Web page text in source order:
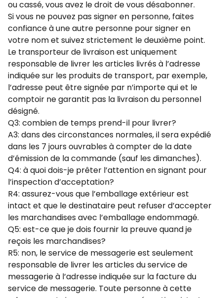
ou cassé, vous avez le droit de vous désabonner.
Si vous ne pouvez pas signer en personne, faites
confiance à une autre personne pour signer en
votre nom et suivez strictement le deuxième point.
Le transporteur de livraison est uniquement
responsable de livrer les articles livrés à l’adresse
indiquée sur les produits de transport, par exemple,
l’adresse peut être signée par n’importe qui et le
comptoir ne garantit pas la livraison du personnel
désigné.
Q3: combien de temps prend-il pour livrer?
A3: dans des circonstances normales, il sera expédié
dans les 7 jours ouvrables à compter de la date
d’émission de la commande (sauf les dimanches).
Q4: à quoi dois-je prêter l’attention en signant pour
l’inspection d’acceptation?
R4: assurez-vous que l’emballage extérieur est
intact et que le destinataire peut refuser d’accepter
les marchandises avec l’emballage endommagé.
Q5: est-ce que je dois fournir la preuve quand je
reçois les marchandises?
R5: non, le service de messagerie est seulement
responsable de livrer les articles du service de
messagerie à l’adresse indiquée sur la facture du
service de messagerie. Toute personne à cette